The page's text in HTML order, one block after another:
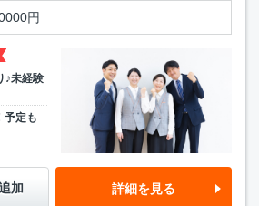
円
♪未経験
予定も
加 詳細を見る